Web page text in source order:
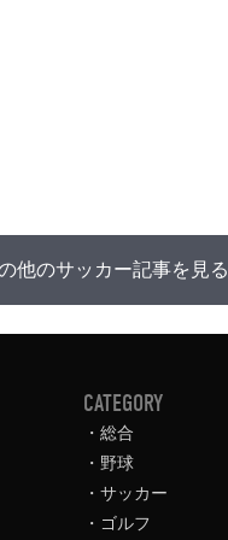
他のサッカー記事を見る
CATEGORY
総合
野球
サッカー
ゴルフ